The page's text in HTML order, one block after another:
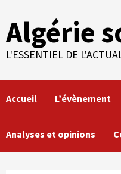
content
Algérie
L'ESSENTIEL DE
Accueil L’évènement
Analyses et opinions